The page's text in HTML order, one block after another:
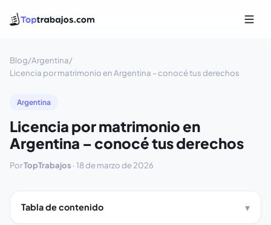
Blog/Argentina/
Licencia por matrimonio en Argentina – conocé tus derechos
Argentina
Licencia por matrimonio en
Argentina – conocé tus derechos
PorTopTrabajos ·18 de marzo de 2026
Tabla de contenido